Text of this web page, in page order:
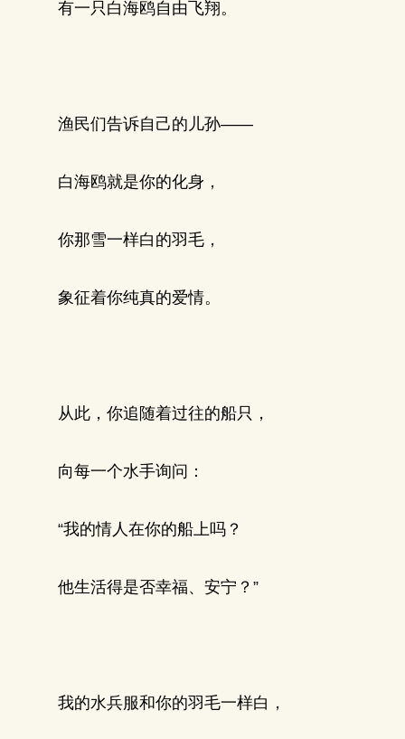
有一只白海鸥自由飞翔。
渔民们告诉自己的儿孙——
白海鸥就是你的化身，
你那雪一样白的羽毛，
象征着你纯真的爱情。
从此，你追随着过往的船只，
向每一个水手询问：
“我的情人在你的船上吗？
他生活得是否幸福、安宁？”
我的水兵服和你的羽毛一样白，